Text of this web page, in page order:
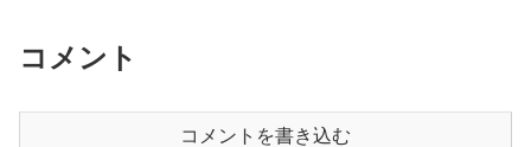
コメント
コメントを書き込む